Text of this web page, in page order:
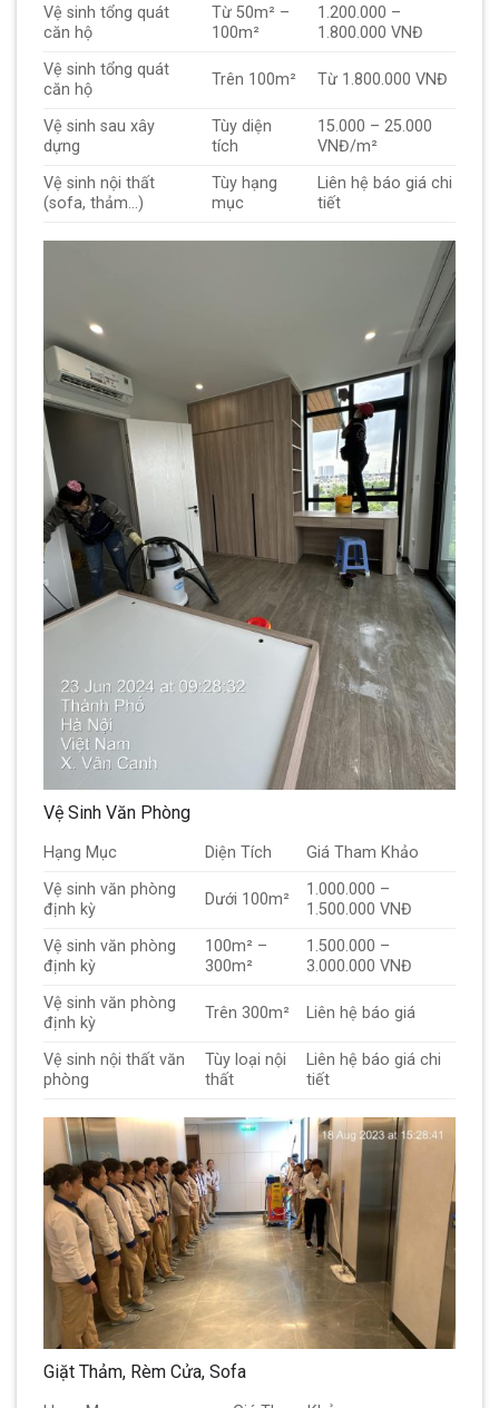
Vệ sinh tổng quát
căn hộ
Từ 50m² –
100m²
1.200.000 –
1.800.000 VNĐ
Vệ sinh tổng quát
căn hộ
Trên 100m² Từ 1.800.000 VNĐ
Vệ sinh sau xây
dựng
Tùy diện
tích
15.000 – 25.000
VNĐ/m²
Vệ sinh nội thất
(sofa, thảm…)
Tùy hạng
mục
Liên hệ báo giá chi
tiết
Vệ Sinh Văn Phòng
Hạng Mục Diện Tích
Giá Tham Khảo
Vệ sinh văn phòng
định kỳ
Dưới 100m²
1.000.000 –
1.500.000 VNĐ
Vệ sinh văn phòng
định kỳ
100m² –
300m²
1.500.000 –
3.000.000 VNĐ
Vệ sinh văn phòng
định kỳ
Trên 300m² Liên hệ báo giá
Vệ sinh nội thất văn
phòng
Tùy loại nội
thất
Liên hệ báo giá chi
tiết
Giặt Thảm, Rèm Cửa, Sofa